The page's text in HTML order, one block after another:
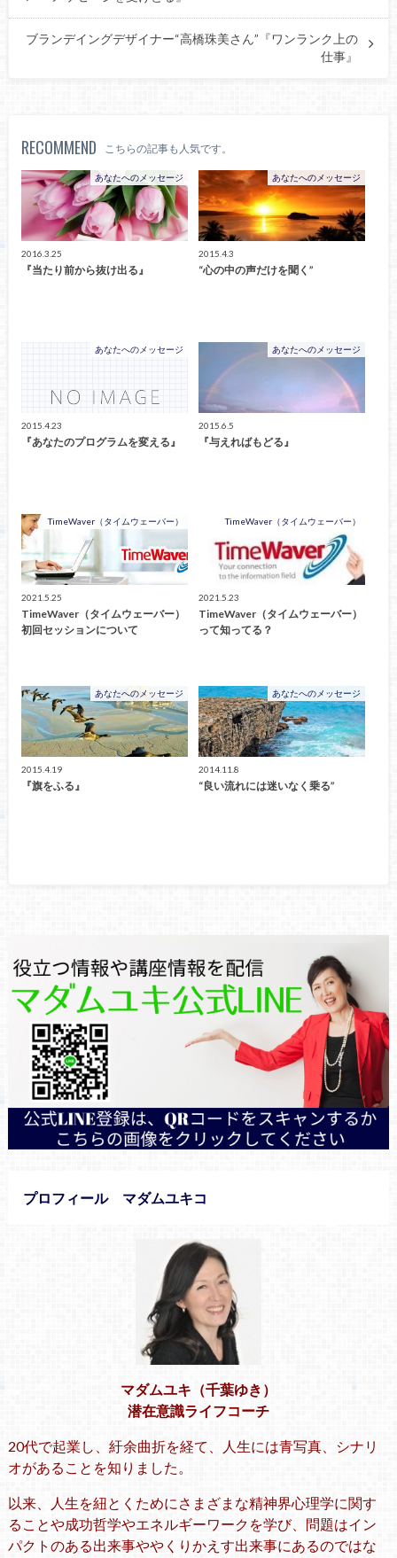
ブランデイングデザイナー“高橋珠美さん”『ワンランク上の
仕事』
RECOMMEND こちらの記事も人気です。
あなたへのメッセージ
2016.3.25
『当たり前から抜け出る』
あなたへのメッセージ
2015.4.3
“心の中の声だけを聞く”
あなたへのメッセージ
2015.4.23
『あなたのプログラムを変える』
あなたへのメッセージ
2015.6.5
『与えればもどる』
TimeWaver（タイムウェーバー）
2021.5.25
TimeWaver（タイムウェーバー）
初回セッションについて
TimeWaver（タイムウェーバー）
2021.5.23
TimeWaver（タイムウェーバー）
って知ってる？
あなたへのメッセージ
2015.4.19
『旗をふる』
あなたへのメッセージ
2014.11.8
“良い流れには迷いなく乗る”
プロフィール マダムユキコ
マダムユキ（千葉ゆき）
潜在意識ライフコーチ
20代で起業し、紆余曲折を経て、人生には青写真、シナリ
オがあることを知りました。
以来、人生を紐とくためにさまざまな精神界心理学に関す
ることや成功哲学やエネルギーワークを学び、問題はイン
パクトのある出来事ややくりかえす出来事にあるのではな